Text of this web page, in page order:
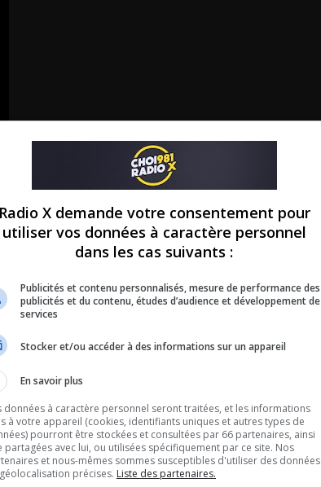
Radio X demande votre consentement pour
utiliser vos données à caractère personnel
dans les cas suivants :
Publicités et contenu personnalisés, mesure de performance des
publicités et du contenu, études d’audience et développement de
services
Stocker et/ou accéder à des informations sur un appareil
En savoir plus
données à caractère personnel seront traitées, et les informations
à votre appareil (cookies, identifiants uniques et autres types de
pourront être stockées et consultées par 66 partenaires, ainsi
partagées avec lui, ou utilisées spécifiquement par ce site. Nos
et nous-mêmes sommes susceptibles d'utiliser des données
précises. Liste des partenaires.